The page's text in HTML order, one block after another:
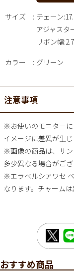
サイズ
チェーン
アジャスタ
リボン幅
カラー グリーン
注意事項
※お使いのモニターに
イメージに差異が生じ
※画像の商品は、サ
多少異なる場合がござ
※エラベルシアワセ
なります。チャームは
おすすめ商品